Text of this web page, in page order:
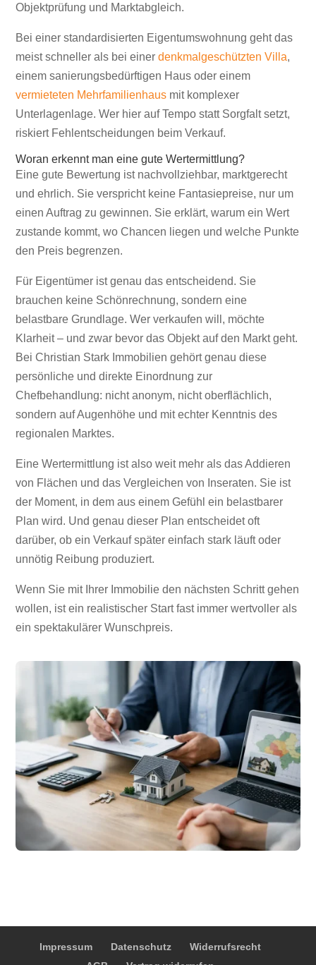
Objektprüfung und Marktabgleich.
Bei einer standardisierten Eigentumswohnung geht das
meist schneller als bei einerdenkmalgeschützten Villa,
einem sanierungsbedürftigen Haus oder einem
vermieteten Mehrfamilienhaus mit komplexer
Unterlagenlage. Wer hier auf Tempo statt Sorgfalt setzt,
riskiert Fehlentscheidungen beim Verkauf.
Woran erkennt man eine gute Wertermittlung?
Eine gute Bewertung ist nachvollziehbar, marktgerecht
und ehrlich. Sie verspricht keine Fantasiepreise, nur um
einen Auftrag zu gewinnen. Sie erklärt, warum ein Wert
zustande kommt, wo Chancen liegen und welche Punkte
den Preis begrenzen.
Für Eigentümer ist genau das entscheidend. Sie
brauchen keine Schönrechnung, sondern eine
belastbare Grundlage. Wer verkaufen will, möchte
Klarheit – und zwar bevor das Objekt auf den Markt geht.
Bei Christian Stark Immobilien gehört genau diese
persönliche und direkte Einordnung zur
Chefbehandlung: nicht anonym, nicht oberflächlich,
sondern auf Augenhöhe und mit echter Kenntnis des
regionalen Marktes.
Eine Wertermittlung ist also weit mehr als das Addieren
von Flächen und das Vergleichen von Inseraten. Sie ist
der Moment, in dem aus einem Gefühl ein belastbarer
Plan wird. Und genau dieser Plan entscheidet oft
darüber, ob ein Verkauf später einfach stark läuft oder
unnötig Reibung produziert.
Wenn Sie mit Ihrer Immobilie den nächsten Schritt gehen
wollen, ist ein realistischer Start fast immer wertvoller als
ein spektakulärer Wunschpreis.
Impressum Datenschutz
Widerrufsrecht